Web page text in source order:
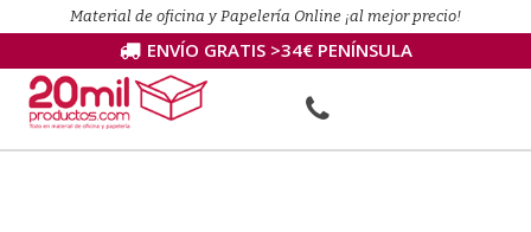
Material de oficina y Papelería Online ¡al mejor precio!
ENVÍO GRATIS >34€ PENÍNSULA